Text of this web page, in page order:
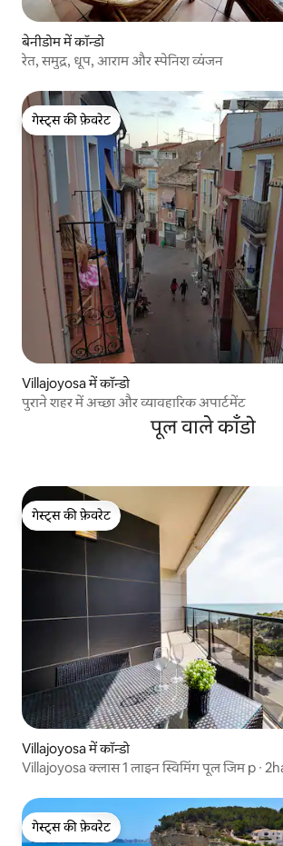
बेनीडोम में कॉन्डो
रेत, समुद्र, धूप, आराम और स्पेनिश व्यंजन
गेस्ट्स की फ़ेवरेट
गेस्ट्स की फ़ेवरेट
Villajoyosa में कॉन्डो
पुराने शहर में अच्छा और व्यावहारिक अपार्टमेंट
पूल वाले काँडो
गेस्ट्स की फ़ेवरेट
गेस्ट्स की फ़ेवरेट
Villajoyosa में कॉन्डो
Villajoyosa क्लास 1 लाइन स्विमिंग पूल जिम p ∙
गेस्ट्स की फ़ेवरेट
गेस्ट्स की फ़ेवरेट